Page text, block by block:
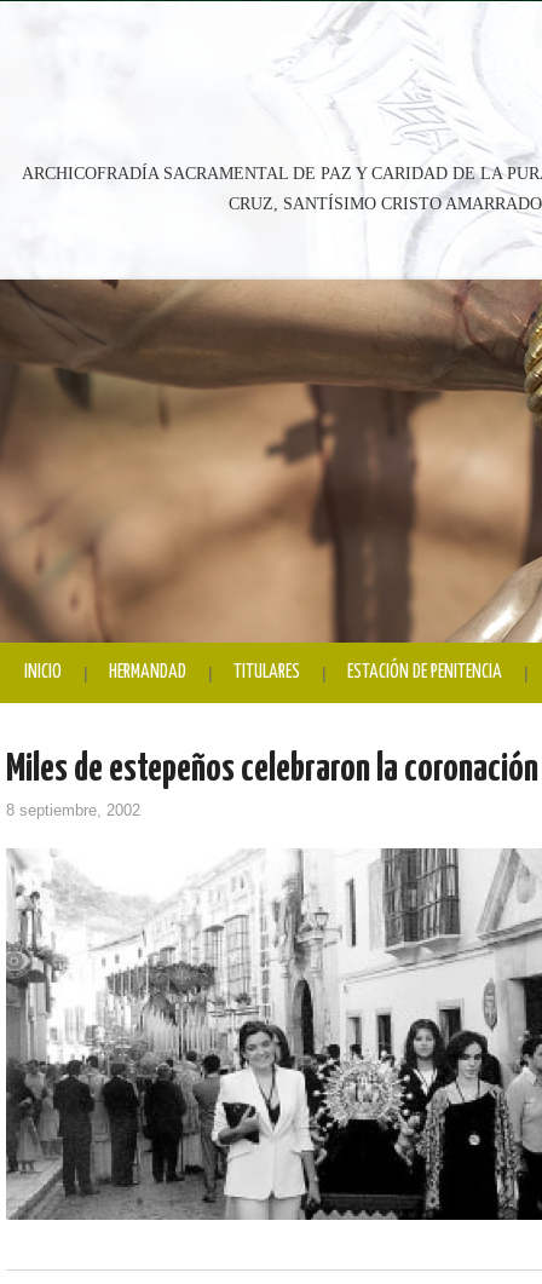
ARCHICOFRADÍA SACRAMENTAL DE PAZ Y CARIDAD DE LA
CRUZ, SANTÍSIMO CRISTO
INICIO HERMANDAD TITULARES ESTACIÓN DE PENITENCIA
Miles de estepeños celebraron la
8 septiembre, 2002